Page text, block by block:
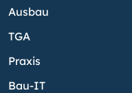
Ausbau
TGA
Praxis
Bau-IT